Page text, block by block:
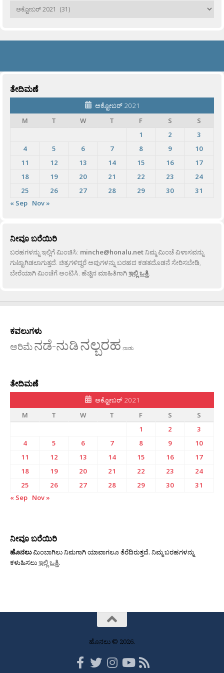
ಹಳೆಯವು
ತೇದಿಮಣೆ
ಅಕ್ಟೋಬರ್ 2021
M
T W T F S
S
1
2
3
4
5 6 7 8 9
10
11
12 13 14 15 16
17
18
19 20 21 22 23
24
25
26 27 28 29 30
31
« Sep Nov »
ನೀವೂ ಬರೆಯಿರಿ
ಬರಹಗಳನ್ನು ಇಲ್ಲಿಗೆ ಮಿಂಚಿಸಿ: minche@honalu.netನಿಮ್ಮ ಮಿಂಚೆ ವಿಳಾಸವನ್ನು
ಗುಟ್ಟಾಗಿಡಲಾಗುತ್ತದೆ. ಚಿತ್ರಗಳಿದ್ದರೆ ಅವುಗಳನ್ನು ಬರಹದ ಕಡತದೊಡನೆ ಸೇರಿಸಬೇಡಿ,
ಬೇರೆಯಾಗಿ ಮಿಂಚೆಗೆ ಅಂಟಿಸಿ. ಹೆಚ್ಚಿನ ಮಾಹಿತಿಗಾಗಿಇಲ್ಲಿ ಒತ್ತಿ.
ಕವಲುಗಳು
ಅರಿಮೆನಡೆ-ನುಡಿನಲ್ಬರಹ ನಾಡು
ತೇದಿಮಣೆ
ಅಕ್ಟೋಬರ್ 2021
M
T W T F S
S
1
2
3
4
5 6 7 8 9
10
11
12 13 14 15 16
17
18
19 20 21 22 23
24
25
26 27 28 29 30
31
« Sep Nov »
ನೀವೂ ಬರೆಯಿರಿ
ಹೊನಲುಮಿಂಬಾಗಿಲು ನಿಮಗಾಗಿ ಯಾವಾಗಲೂ ತೆರೆದಿರುತ್ತದೆ. ನಿಮ್ಮ ಬರಹಗಳನ್ನು
ಕಳುಹಿಸಲುಇಲ್ಲಿ ಒತ್ತಿ.
ಹೊನಲು © 2026.